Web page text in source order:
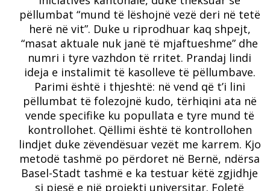
pëllumbat “mund të lëshojnë vezë deri në tetë
herë në vit”. Duke u riprodhuar kaq shpejt,
“masat aktuale nuk janë të mjaftueshme” dhe
numri i tyre vazhdon të rritet. Prandaj lindi
ideja e instalimit të kasolleve të pëllumbave.
Parimi është i thjeshtë: në vend që t’i lini
pëllumbat të folezojnë kudo, tërhiqini ata në
vende specifike ku popullata e tyre mund të
kontrollohet. Qëllimi është të kontrollohen
lindjet duke zëvendësuar vezët me karrem. Kjo
metodë tashmë po përdoret në Bernë, ndërsa
Basel-Stadt tashmë e ka testuar këtë zgjidhje
si pjesë e një projekti universitar. Foletë